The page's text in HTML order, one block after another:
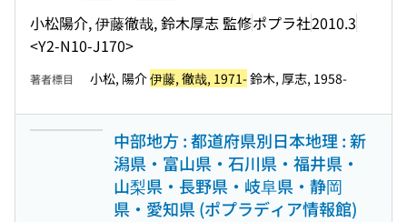
小松陽介, 伊藤徹哉, 鈴木厚志 監修ポプラ社2010.3
<Y2-N10-J170>
著者標目 小松, 陽介伊藤, 徹哉, 1971-鈴木, 厚志, 1958-
中部地方 : 都道府県別日本地理 : 新
潟県・富山県・石川県・福井県・
山梨県・長野県・岐阜県・静岡
県・愛知県 (ポプラディア情報館)